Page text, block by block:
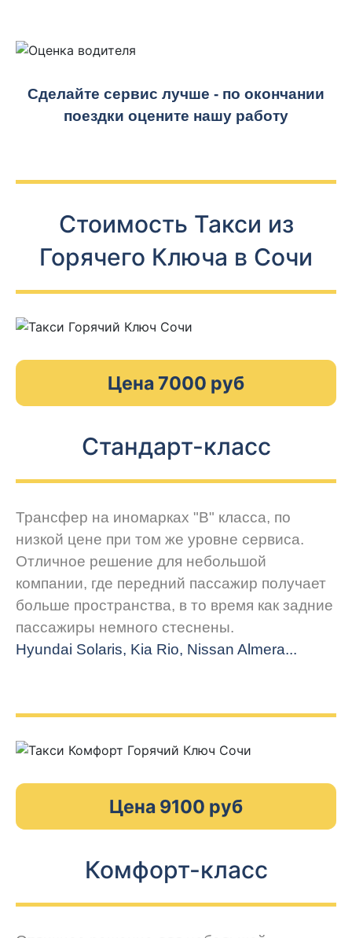
Сделайте сервис лучше - по окончании
поездки оцените нашу работу
Стоимость Такси из
Горячего Ключа в Сочи
Цена 7000 руб
Стандарт-класс
Трансфер на иномарках "В" класса, по
низкой цене при том же уровне сервиса.
Отличное решение для небольшой
компании, где передний пассажир получает
больше пространства, в то время как задние
пассажиры немного стеснены.
Hyundai Solaris, Kia Rio, Nissan Almera...
Цена 9100 руб
Комфорт-класс